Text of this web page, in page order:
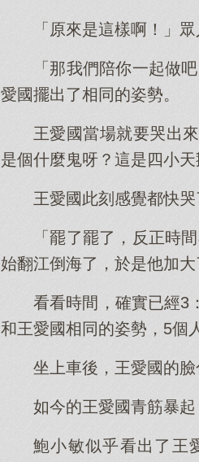
「原來是這樣啊！」眾
「那我們陪你一起做
愛國擺出了相同的姿勢。
王愛國當場就要哭出
是個什麼鬼呀？這是四小
王愛國此刻感覺都快
「罷了罷了，反正時
始翻江倒海了，於是他加
看看時間，確實已經3
和王愛國相同的姿勢，5個
坐上車後，王愛國的
如今的王愛國青筋暴
鮑小敏似乎看出了王